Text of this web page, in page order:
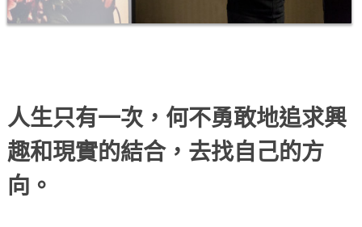
人生只有一次，何不勇敢地追求興
趣和現實的結合，去找自己的方
向。